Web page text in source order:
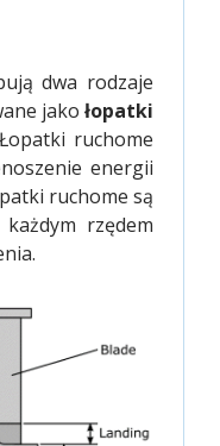
dwa rodzaje
jako łopatki
ruchome
energii
ruchome są
rzędem